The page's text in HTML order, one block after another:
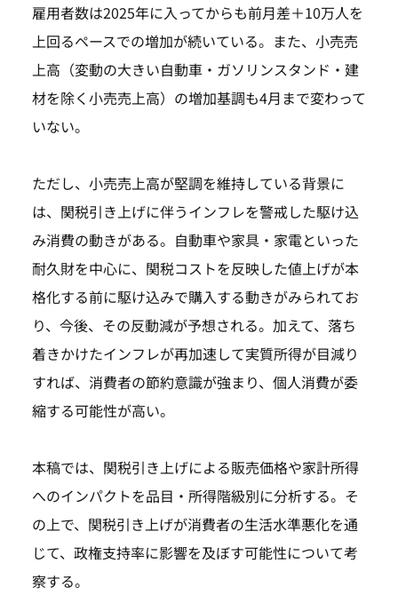
雇用者数は2025年に入ってからも前月差＋10万人を
上回るペースでの増加が続いている。また、小売売
上高（変動の大きい自動車・ガソリンスタンド・建
材を除く小売売上高）の増加基調も4月まで変わって
いない。
ただし、小売売上高が堅調を維持している背景に
は、関税引き上げに伴うインフレを警戒した駆け込
み消費の動きがある。自動車や家具・家電といった
耐久財を中心に、関税コストを反映した値上げが本
格化する前に駆け込みで購入する動きがみられてお
り、今後、その反動減が予想される。加えて、落ち
着きかけたインフレが再加速して実質所得が目減り
すれば、消費者の節約意識が強まり、個人消費が委
縮する可能性が高い。
本稿では、関税引き上げによる販売価格や家計所得
へのインパクトを品目・所得階級別に分析する。そ
の上で、関税引き上げが消費者の生活水準悪化を通
じて、政権支持率に影響を及ぼす可能性について考
察する。